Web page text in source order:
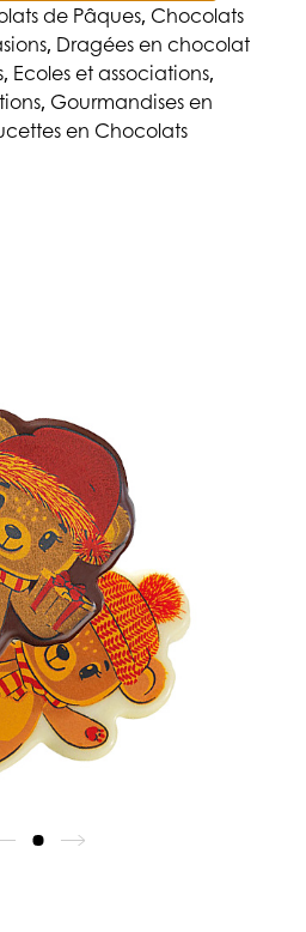
de Pâques, Chocolats
, Dragées en chocolat
, Ecoles et associations,
, Gourmandises en
en Chocolats